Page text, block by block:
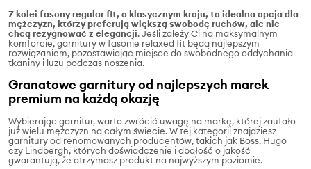
Z kolei fasony regular fit, o klasycznym kroju, to idealna opcja dla
mężczyzn, którzy preferują większą swobodę ruchów, ale nie
chcą rezygnować z elegancji. Jeśli zależy Ci na maksymalnym
komforcie, garnitury w fasonie relaxed fit będą najlepszym
rozwiązaniem, pozostawiając miejsce do swobodnego oddychania
tkaniny i luzu podczas noszenia.
Granatowe garnitury od najlepszych marek
premium na każdą okazję
Wybierając garnitur, warto zwrócić uwagę na markę, której zaufało
już wielu mężczyzn na całym świecie. W tej kategorii znajdziesz
garnitury od renomowanych producentów, takich jak Boss, Hugo
czy Lindbergh, których doświadczenie i dbałość o jakość
gwarantują, że otrzymasz produkt na najwyższym poziomie.